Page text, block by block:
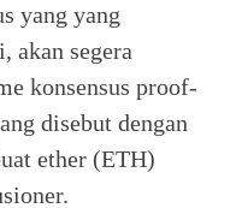
yang yang
akan segera
konsensus proof-
disebut dengan
ether (ETH)